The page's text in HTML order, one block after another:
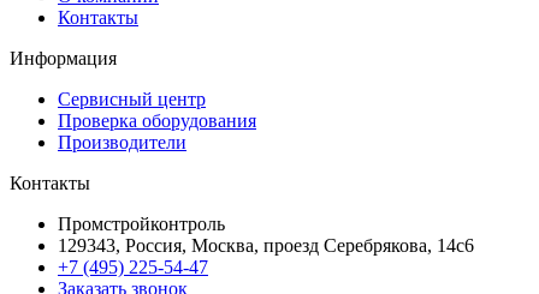
Контакты
Информация
Сервисный центр
Проверка оборудования
Производители
Контакты
Промстройконтроль
129343, Россия, Москва, проезд Серебрякова, 14с6
+7 (495) 225-54-47
Заказать звонок